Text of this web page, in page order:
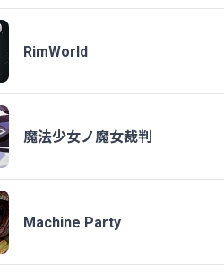
RimWorld
魔法少女ノ魔女裁判
Machine Party